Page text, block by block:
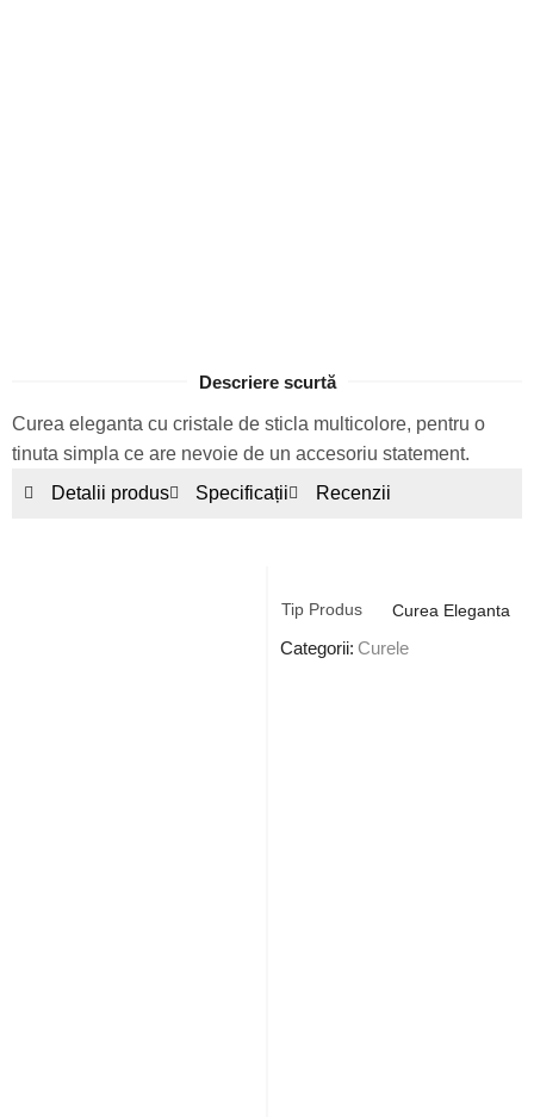
Descriere scurtă
Curea eleganta cu cristale de sticla multicolore, pentru o
tinuta simpla ce are nevoie de un accesoriu statement.
Detalii produs
Specificații Recenzii
Tip Produs
Curea Eleganta
Categorii: Curele